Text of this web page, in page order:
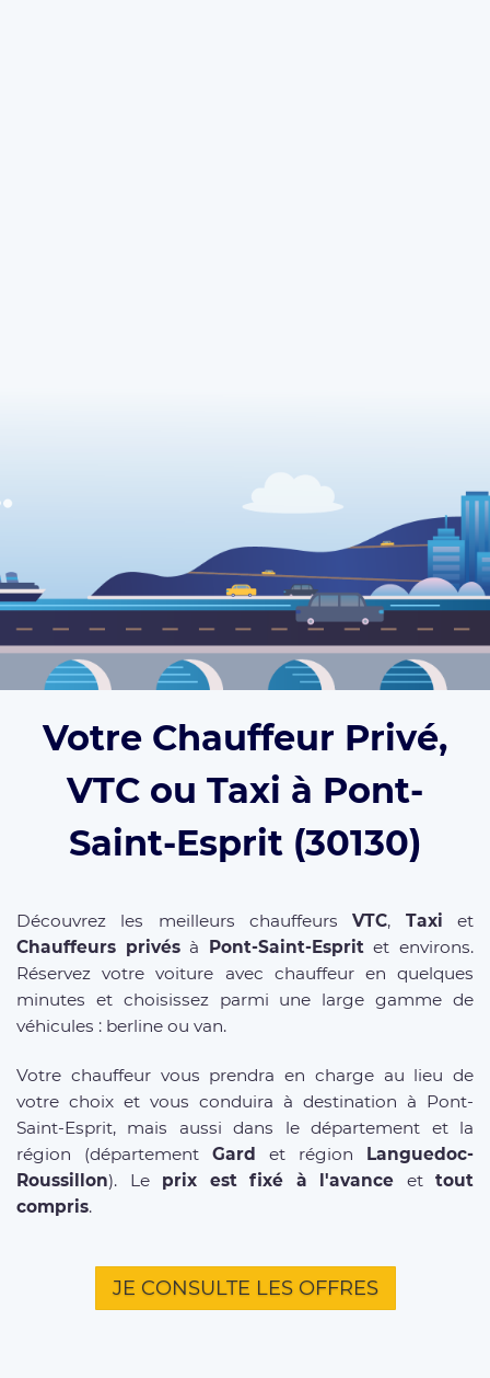
Votre Chauffeur Privé,
VTC ou Taxi à Pont-
Saint-Esprit (30130)
Découvrez les meilleurs chauffeursVTC, Taxi et
Chauffeurs privésà Pont-Saint-Espritet environs.
Réservez votre voiture avec chauffeur en quelques
minutes et choisissez parmi une large gamme de
véhicules : berline ou van.
Votre chauffeur vous prendra en charge au lieu de
votre choix et vous conduira à destination à Pont-
Saint-Esprit, mais aussi dans le département et la
région (département Gard et région Languedoc-
Roussillon). Le prix est fixé à l'avance et tout
compris.
JE CONSULTE LES OFFRES